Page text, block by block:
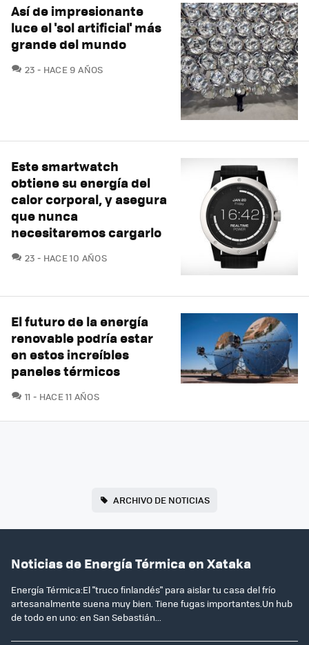
Así de impresionante
luce el 'sol artificial' más
grande del mundo
23 COMENTARIOS
HACE 9 AÑOS
Este smartwatch
obtiene su energía del
calor corporal, y asegura
que nunca
necesitaremos cargarlo
23 COMENTARIOS
HACE 10 AÑOS
El futuro de la energía
renovable podría estar
en estos increíbles
paneles térmicos
11 COMENTARIOS
HACE 11 AÑOS
ARCHIVO DE NOTICIAS
Noticias de Energía Térmica en Xataka
Energía Térmica:El "truco finlandés" para aislar tu casa del frío
artesanalmente suena muy bien. Tiene fugas importantes.Un hub
de todo en uno: en San Sebastián...